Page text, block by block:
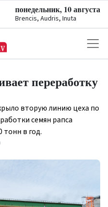
понедельник, 10 августа
Brencis, Audris, Inuta
переработку
вторую линию цеха по
семян рапса
тонн в год.